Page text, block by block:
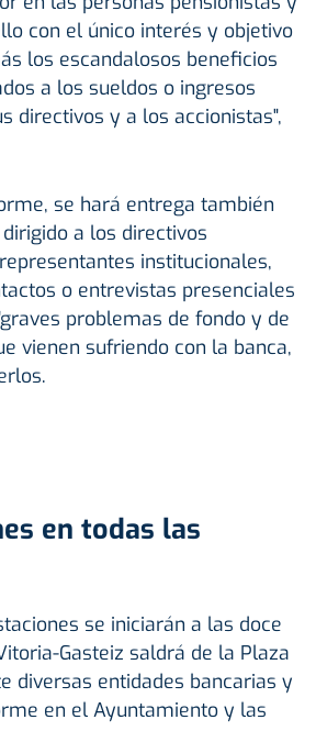
con el único interés y objetivo
los escandalosos beneficios
a los sueldos o ingresos
directivos y a los accionistas",
se hará entrega también
a los directivos
institucionales,
o entrevistas presenciales
problemas de fondo y de
vienen sufriendo con la banca,
en todas las
se iniciarán a las doce
Gasteiz saldrá de la Plaza
diversas entidades bancarias y
en el Ayuntamiento y las